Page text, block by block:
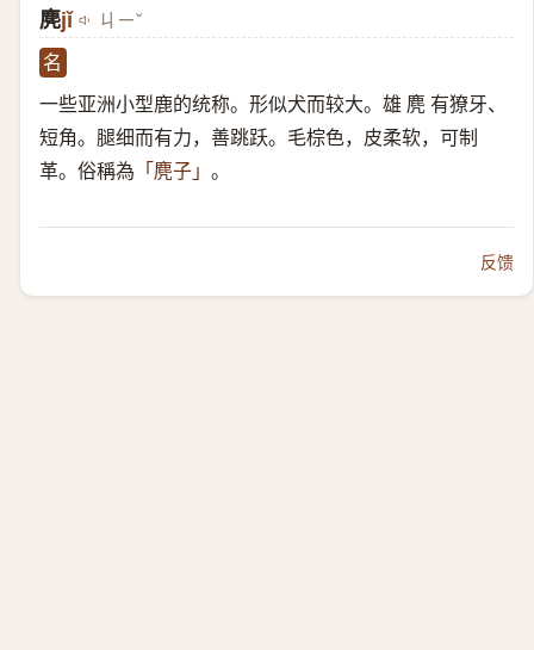
麂jǐ ㄐㄧˇ
名
一些亚洲小型鹿的统称。形似犬而较大。雄 麂 有獠牙、
短角。腿细而有力，善跳跃。毛棕色，皮柔软，可制
革。俗稱為 「麂子」 。
反馈